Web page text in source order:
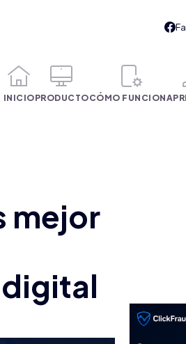
INICIOPRODUCTOCÓMO FUNCIONA
mejor